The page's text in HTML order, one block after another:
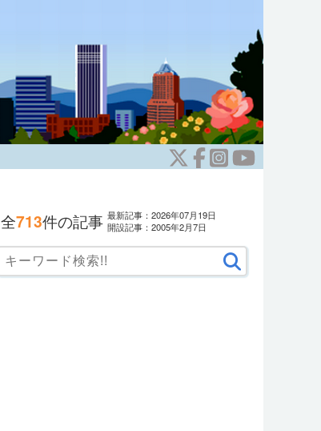
全713件の記事 最新記事：2026年07月19日
開設記事：2005年2月7日